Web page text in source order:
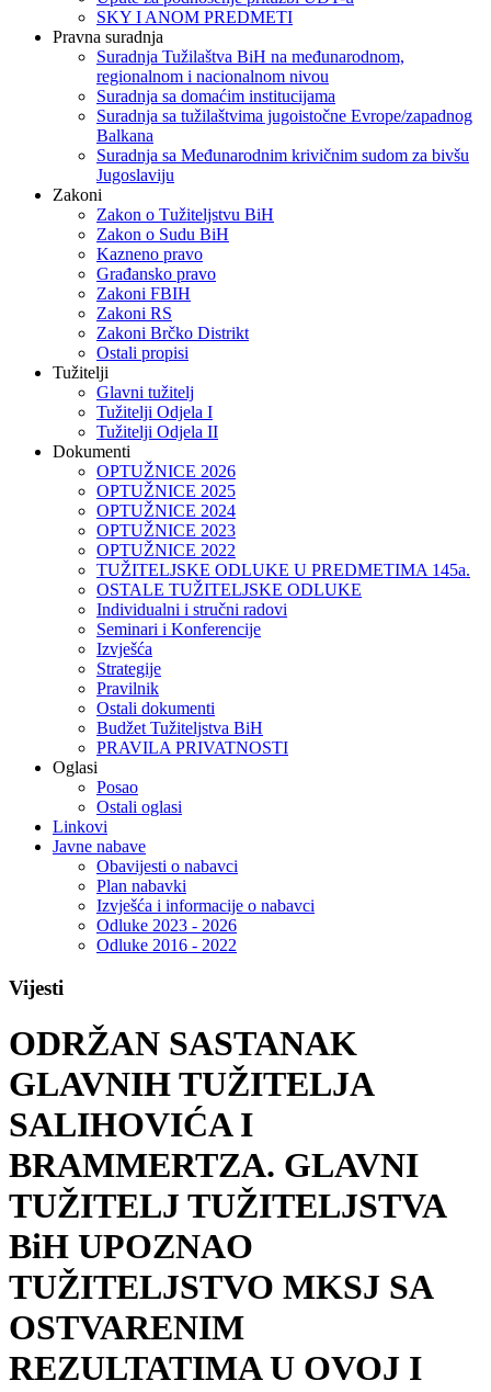
SKY I ANOM PREDMETI
Pravna suradnja
Suradnja Tužilaštva BiH na međunarodnom,
regionalnom i nacionalnom nivou
Suradnja sa domaćim institucijama
Suradnja sa tužilaštvima jugoistočne Evrope/zapadnog
Balkana
Suradnja sa Međunarodnim krivičnim sudom za bivšu
Jugoslaviju
Zakoni
Zakon o Тužiteljstvu BiH
Zakon o Sudu BiH
Kazneno pravo
Građansko pravo
Zakoni FBIH
Zakoni RS
Zakoni Brčko Distrikt
Ostali propisi
Tužitelji
Glavni tužitelj
Tužitelji Odjela I
Tužitelji Odjela II
Dokumenti
OPTUŽNICE 2026
OPTUŽNICE 2025
OPTUŽNICE 2024
OPTUŽNICE 2023
OPTUŽNICE 2022
TUŽITELJSKE ODLUKE U PREDMETIMA 145a.
OSTALE TUŽITELJSKE ODLUKE
Individualni i stručni radovi
Seminari i Konferencije
Izvješća
Strategije
Pravilnik
Ostali dokumenti
Budžet Tužiteljstva BiH
PRAVILA PRIVATNOSTI
Oglasi
Posao
Ostali oglasi
Linkovi
Javne nabave
Obavijesti o nabavci
Plan nabavki
Izvješća i informacije o nabavci
Odluke 2023 - 2026
Odluke 2016 - 2022
Vijesti
ODRŽAN SASTANAK
GLAVNIH TUŽITELJA
SALIHOVIĆA I
BRAMMERTZA. GLAVNI
TUŽITELJ TUŽITELJSTVA
BiH UPOZNAO
TUŽITELJSTVO MKSJ SA
OSTVARENIM
REZULTATIMA U OVOJ I